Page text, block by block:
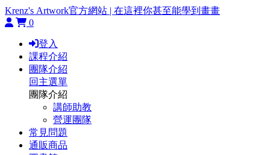
Krenz's Artwork官方網站 | 在這裡你甚至能學到畫畫
0
登入
課程介紹
團隊介紹
回主選單
團隊介紹
講師助教
營運團隊
常見問題
通販商品